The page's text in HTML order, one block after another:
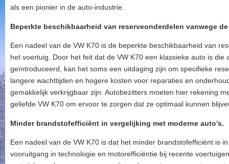
als een pionier in de auto-industrie.
Beperkte beschikbaarheid van reserveonderdelen vanwege
Een nadeel van de VW K70 is de beperkte beschikbaarheid van
het voertuig. Door het feit dat de VW K70 een klassieke auto is die
geïntroduceerd, kan het soms een uitdaging zijn om specifieke
langere wachttijden en hogere kosten voor reparaties en
gemakkelijk verkrijgbaar zijn. Autobezitters moeten hier rekening
geliefde VW K70 om ervoor te zorgen dat ze optimaal kunnen
Minder brandstofefficiënt in vergelijking met moderne auto’s.
Een nadeel van de VW K70 is dat het minder brandstofefficiënt is
vooruitgang in technologie en motorefficiëntie bij recente